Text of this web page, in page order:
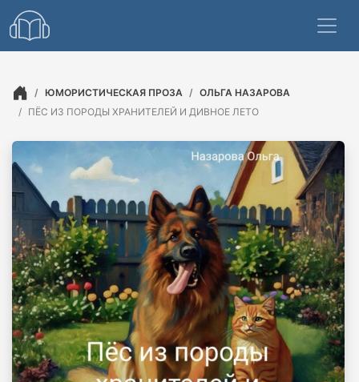
ЮМОРИСТИЧЕСКАЯ ПРОЗА
ОЛЬГА НАЗАРОВА
ПЁС ИЗ ПОРОДЫ ХРАНИТЕЛЕЙ И ДИВНОЕ ЛЕТО